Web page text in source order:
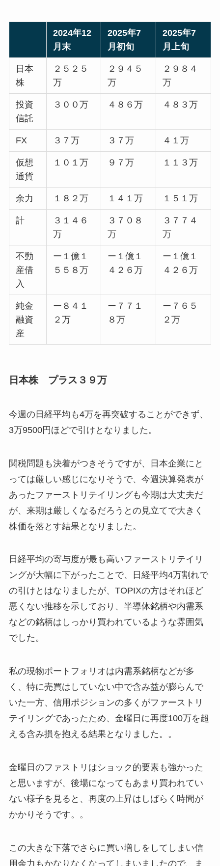
2024年12
月末
2025年7
月初旬
2025年7
月上旬
日本
株
２５２５
万
２９４５
万
２９８４
万
投資
信託
３００万 ４８６万 ４８３万
FX ３７万 ３７万 ４１万
仮想
通貨
１０１万 ９７万 １１３万
余力 １８２万 １４１万 １５１万
計
３１４６
万
３７０８
万
３７７４
万
不動
産借
入
ー１億１
５５８万
ー１億１
４２６万
ー１億１
４２６万
純金
融資
産
ー８４１
２万
ー７７１
８万
ー７６５
２万
日本株 プラス３９万
今週の日経平均も4万を再突破することができず、
3万9500円ほどで引けとなりました。
関税問題も決着がつきそうですが、日本企業にと
っては厳しい感じになりそうで、今週決算発表が
あったファーストリテイリングも今期は大丈夫だ
が、来期は厳しくなるだろうとの見立てで大きく
株価を落とす結果となりました。
日経平均の寄与度が最も高いファーストリテイリ
ングが大幅に下がったことで、日経平均4万割れで
の引けとはなりましたが、TOPIXの方はそれほど
悪くない推移を示しており、半導体銘柄や内需系
などの銘柄はしっかり買われているような雰囲気
でした。
私の現物ポートフォリオは内需系銘柄などが多
く、特に売買はしていない中で含み益が膨らんで
いた一方、信用ポジションの多くがファーストリ
テイリングであったため、金曜日に再度100万を超
える含み損を抱える結果となりました。。
金曜日のファストリはショック的要素も強かった
と思いますが、後場になってもあまり買われてい
ない様子を見ると、再度の上昇はしばらく時間が
かかりそうです。。
この大きな下落でさらに買い増しをしてしまい信
用余力もかなりなくなってしまいましたので、ま